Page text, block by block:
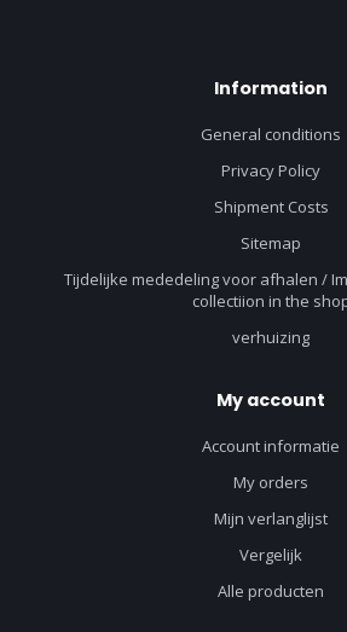
Information
General conditions
Privacy Policy
Shipment Costs
Sitemap
Tijdelijke mededeling voor afhalen /
collectiion in the
verhuizing
My account
Account informatie
My orders
Mijn verlanglijst
Vergelijk
Alle producten